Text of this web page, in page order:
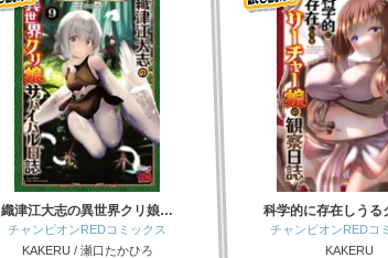
織津江大志の異世界クリ娘…
チャンピオンREDコミックス
KAKERU / 瀬口たかひろ
科学的に存在しう
チャンピオンREDコ
KAKERU